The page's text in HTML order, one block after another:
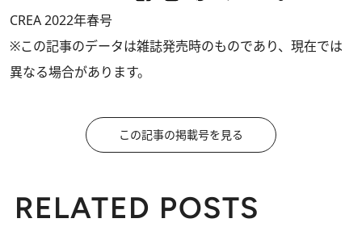
CREA 2022年春号
※この記事のデータは雑誌発売時のものであり、現在では
異なる場合があります。
この記事の掲載号を見る
RELATED POSTS